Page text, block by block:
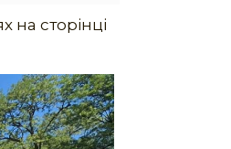
на сторінці